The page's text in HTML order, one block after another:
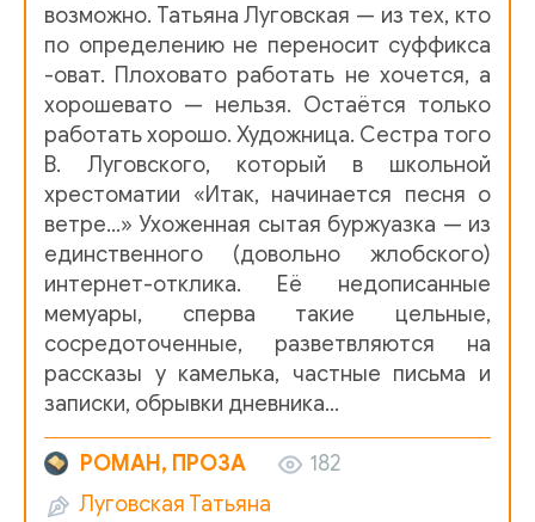
01_08_Makar_Ilich_i_Hlebnikov
01_09_Mama
01_10_Nasha_Nina
01_11_Nash_Volodya
01_12_Vrane_i_vydymuvanie
01_13_V_prilichnom_obschestve
01_15_Chulka
01_16_Narodnoe_gulyanie
01_17_Byliny
возможно. Татьяна Луговская — из тех, кто
по определению не переносит суффикса
-оват. Плоховато работать не хочется, а
хорошевато — нельзя. Остаётся только
работать хорошо. Художница. Сестра того
В. Луговского, который в школьной
хрестоматии «Итак, начинается песня о
ветре...» Ухоженная сытая буржуазка — из
единственного (довольно жлобского)
интернет-отклика. Её недописанные
мемуары, сперва такие цельные,
сосредоточенные, разветвляются на
рассказы у камелька, частные письма и
записки, обрывки дневника…
РОМАН, ПРОЗА
182
Луговская Татьяна